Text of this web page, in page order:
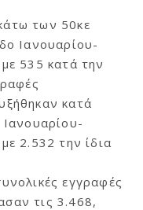
των 50κε
Ιανουαρίου-
535 κατά την
κατά
2.532 την ίδια
εγγραφές
τις 3.468,